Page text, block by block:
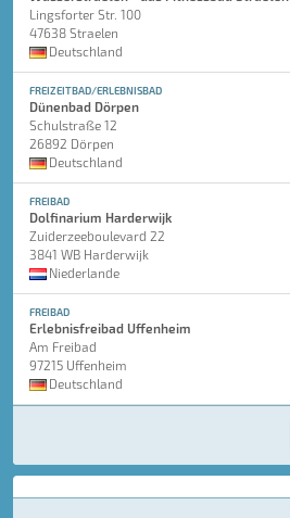
Lingsforter Str. 100
47638 Straelen
Deutschland
FREIZEITBAD/ERLEBNISBAD
Dünenbad Dörpen
Schulstraße 12
26892 Dörpen
Deutschland
FREIBAD
Dolfinarium Harderwijk
Zuiderzeeboulevard 22
3841 WB Harderwijk
Niederlande
FREIBAD
Erlebnisfreibad Uffenheim
Am Freibad
97215 Uffenheim
Deutschland